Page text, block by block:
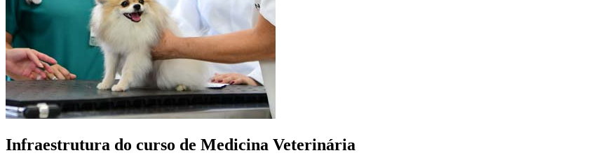
Infraestrutura do curso de Medicina Veterinária